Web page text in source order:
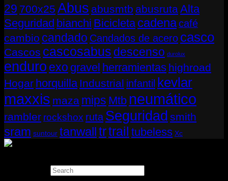
29 700x25 Abus abusmtb abusrutaAlta
Seguridad bianchi Bicicleta cadenacafé
cambio candado Candados de acero casco
Cascos cascosabus descenso durolux
enduro exo gravel herramientas highroad
Hogar horquilla Industrial infantil kevlar
maxxis maza mips Mtb neumático
rambler rockshox ruta Seguridad smith
sram suntour tanwalltrtrail tubeless Xc